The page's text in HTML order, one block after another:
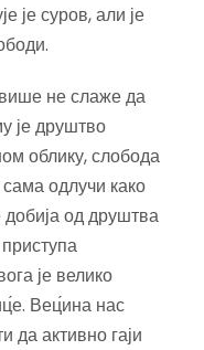
је суров, али је
не слаже да
је друштво
облику, слобода
одлучи како
од друштва
је велико
Вец́ина нас
да активно гаји